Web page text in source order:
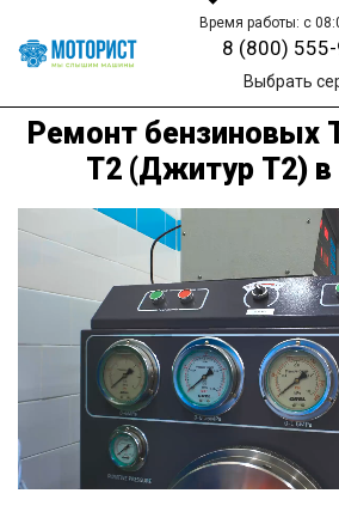
Время работы: с
8 (800)
Выбрать
Ремонт бензиновых
T2 (Джитур Т2)